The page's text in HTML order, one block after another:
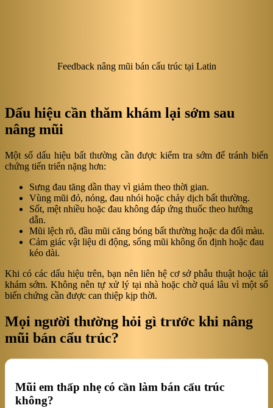
Feedback nâng mũi bán cấu trúc tại Latin
Dấu hiệu cần thăm khám lại sớm sau
nâng mũi
Một số dấu hiệu bất thường cần được kiểm tra sớm để tránh biến
chứng tiến triển nặng hơn:
Sưng đau tăng dần thay vì giảm theo thời gian.
Vùng mũi đỏ, nóng, đau nhói hoặc chảy dịch bất thường.
Sốt, mệt nhiều hoặc đau không đáp ứng thuốc theo hướng
dẫn.
Mũi lệch rõ, đầu mũi căng bóng bất thường hoặc da đổi màu.
Cảm giác vật liệu di động, sống mũi không ổn định hoặc đau
kéo dài.
Khi có các dấu hiệu trên, bạn nên liên hệ cơ sở phẫu thuật hoặc tái
khám sớm. Không nên tự xử lý tại nhà hoặc chờ quá lâu vì một số
biến chứng cần được can thiệp kịp thời.
Mọi người thường hỏi gì trước khi nâng
mũi bán cấu trúc?
Mũi em thấp nhẹ có cần làm bán cấu trúc
không?